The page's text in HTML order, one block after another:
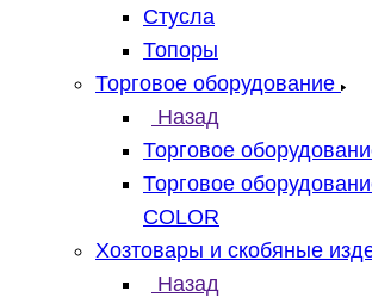
Стусла
Топоры
Торговое оборудование
Назад
Торговое
Торговое
COLOR
Хозтовары и скобяные
Назад